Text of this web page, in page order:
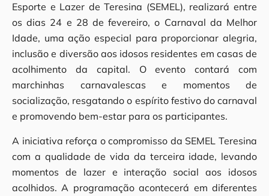
Esporte e Lazer de Teresina (SEMEL), realizará entre
os dias 24 e 28 de fevereiro, o Carnaval da Melhor
Idade, uma ação especial para proporcionar alegria,
inclusão e diversão aos idosos residentes em casas de
acolhimento da capital. O evento contará com
marchinhas carnavalescas e momentos de
socialização, resgatando o espírito festivo do carnaval
e promovendo bem-estar para os participantes.
A iniciativa reforça o compromisso da SEMEL Teresina
com a qualidade de vida da terceira idade, levando
momentos de lazer e interação social aos idosos
acolhidos. A programação acontecerá em diferentes